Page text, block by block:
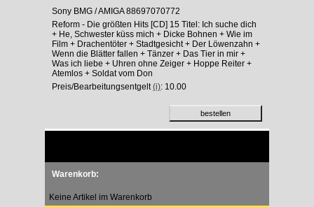
Sony BMG / AMIGA 88697070772
Reform - Die größten Hits [CD] 15 Titel: Ich suche dich
+ He, Schwester küss mich + Dicke Bohnen + Wie im
Film + Drachentöter + Stadtgesicht + Der Löwenzahn +
Wenn die Blätter fallen + Tänzer + Das Tier in mir +
Was ich liebe + Uhren ohne Zeiger + Hoppe Reiter +
Atemlos + Soldat vom Don
Preis/Bearbeitungsentgelt(i): 10.00
Warenkorb:
Keine Artikel im Warenkorb